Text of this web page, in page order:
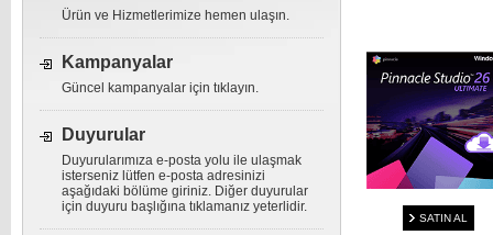
SATIN AL
Ürün ve Hizmetlerimize hemen ulaşın.
Kampanyalar
Güncel kampanyalar için tıklayın.
Duyurular
Duyurularımıza e-posta yolu ile ulaşmak
isterseniz lütfen e-posta adresinizi
aşağıdaki bölüme giriniz. Diğer duyurular
için duyuru başlığına tıklamanız yeterlidir.